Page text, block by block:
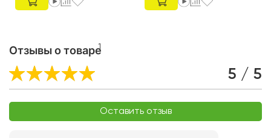
Отзывы о товаре
1
5 / 5
Оставить отзыв